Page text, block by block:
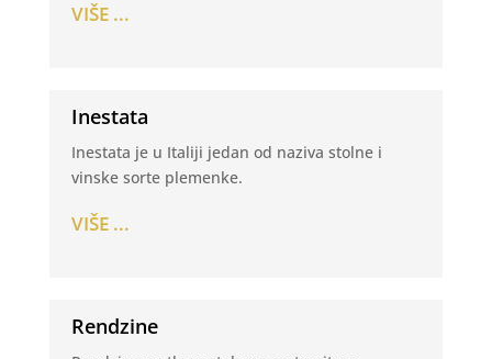
VIŠE ...
Inestata
Inestata je u Italiji jedan od naziva stolne i
vinske sorte plemenke.
VIŠE ...
Rendzine